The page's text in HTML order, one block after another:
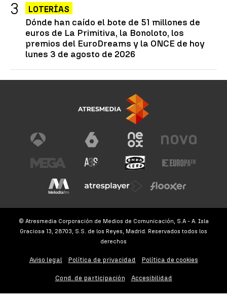
LOTERÍAS
Dónde han caído el bote de 51 millones de
euros de La Primitiva, la Bonoloto, los
premios del EuroDreams y la ONCE de hoy
lunes 3 de agosto de 2026
© Atresmedia Corporación de Medios de Comunicación, S.A - A. Isla
Graciosa 13, 28703, S.S. de los Reyes, Madrid. Reservados todos los
derechos
Aviso legal Política de privacidad Política de cookies
Cond. de participación Accesibilidad